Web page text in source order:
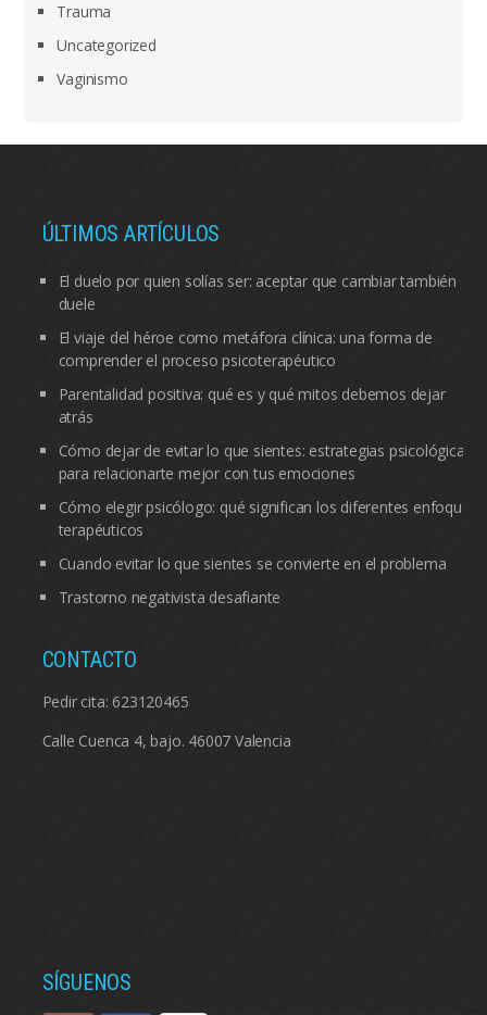
Trauma
Uncategorized
Vaginismo
ÚLTIMOS ARTÍCULOS
El duelo por quien solías ser: aceptar que cambiar también
duele
El viaje del héroe como metáfora clínica: una forma de
comprender el proceso psicoterapéutico
Parentalidad positiva: qué es y qué mitos debemos dejar
atrás
Cómo dejar de evitar lo que sientes: estrategias psicológicas
para relacionarte mejor con tus emociones
Cómo elegir psicólogo: qué significan los diferentes enfoques
terapéuticos
Cuando evitar lo que sientes se convierte en el problema
Trastorno negativista desafiante
CONTACTO
Pedir cita: 623120465
Calle Cuenca 4, bajo. 46007 Valencia
SÍGUENOS